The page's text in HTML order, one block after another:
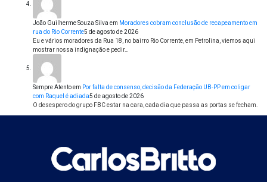
João Guilherme Souza Silva em Moradores cobram conclusão de recapeamento em
rua do Rio Corrente5 de agosto de 2026
Eu e vários moradores da Rua 18, no bairro Rio Corrente, em Petrolina, viemos aqui
mostrar nossa indignação e pedir…
Sempre Atentoem Por falta de consenso, decisão da Federação UB-PP em coligar
com Raquel é adiada5 de agosto de 2026
O desespero do grupo FBC estar na cara, cada dia que passa as portas se fecham.